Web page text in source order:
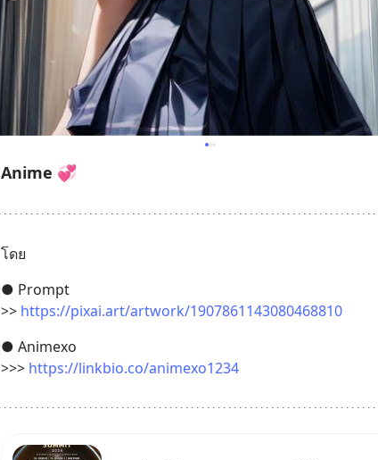
Anime 💞
โดย
● Prompt
>> https://pixai.art/artwork/1907861143080468810
● Animexo
>>> https://linkbio.co/animexo1234